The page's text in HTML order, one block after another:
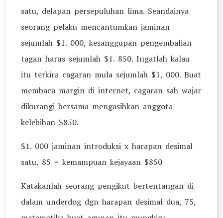
satu, delapan persepuluhan lima. Seandainya
seorang pelaku mencantumkan jaminan
sejumlah $1. 000, kesanggupan pengembalian
tagan harus sejumlah $1. 850. Ingatlah kalau
itu terkira cagaran mula sejumlah $1, 000. Buat
membaca margin di internet, cagaran sah wajar
dikurangi bersama mengasihkan anggota
kelebihan $850.
$1. 000 jaminan introduksi x harapan desimal
satu, 85 = kemampuan kejayaan $850
Katakanlah seorang pengikut bertentangan di
dalam underdog dgn harapan desimal dua, 75,